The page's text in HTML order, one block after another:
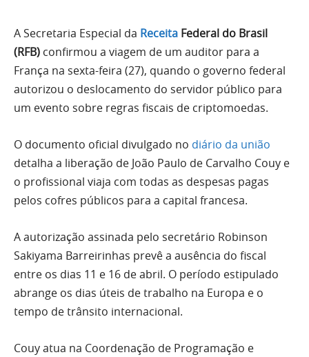
A Secretaria Especial da Receita Federal do Brasil
(RFB) confirmou a viagem de um auditor para a
França na sexta-feira (27), quando o governo federal
autorizou o deslocamento do servidor público para
um evento sobre regras fiscais de criptomoedas.
O documento oficial divulgado no diário da união
detalha a liberação de João Paulo de Carvalho Couy e
o profissional viaja com todas as despesas pagas
pelos cofres públicos para a capital francesa.
A autorização assinada pelo secretário Robinson
Sakiyama Barreirinhas prevê a ausência do fiscal
entre os dias 11 e 16 de abril. O período estipulado
abrange os dias úteis de trabalho na Europa e o
tempo de trânsito internacional.
Couy atua na Coordenação de Programação e